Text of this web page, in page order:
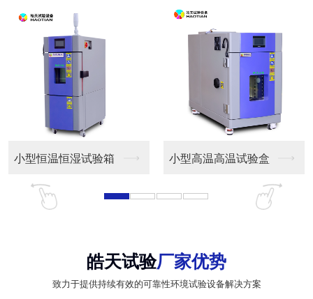
小型恒温恒湿试验箱 小型高温高温试验盒
皓天试验厂家优势
致力于提供持续有效的可靠性环境试验设备解决方案